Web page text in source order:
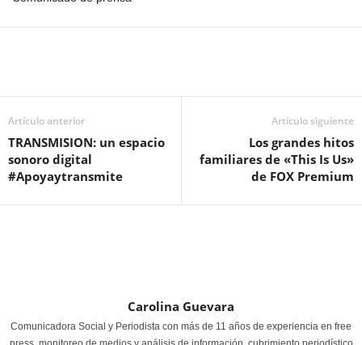
Artículo anterior
TRANSMISION: un espacio
sonoro digital
#Apoyaytransmite
Artículo siguiente
Los grandes hitos
familiares de «This Is Us»
de FOX Premium
Carolina Guevara
Comunicadora Social y Periodista con más de 11 años de experiencia en free